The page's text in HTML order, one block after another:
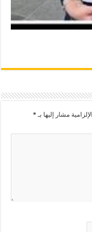
مشار إليها بـ *